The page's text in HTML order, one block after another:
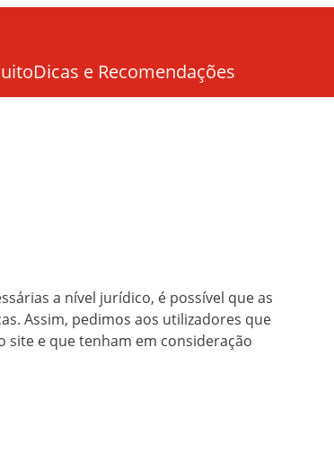
Dicas e Recomendações
a nível jurídico, é possível que as
Assim, pedimos aos utilizadores que
site e que tenham em consideração